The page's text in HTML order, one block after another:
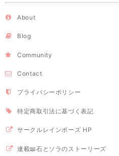
About
Blog
Community
Contact
プライバシーポリシー
特定商取引法に基づく表記
サークルレインボーズ HP
連載📖石とソラのストーリーズ